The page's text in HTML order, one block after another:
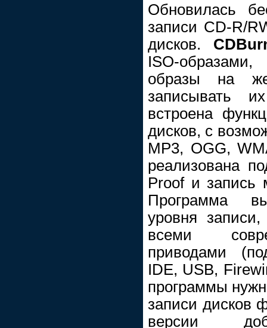
Обновилась
записи CD-R/
дисков.
ISO-
образы на
записывать
встроена
дисков, с
MP3, OGG,
реализована
Proof и запись
Программа
уровня записи,
всеми
приводами
IDE, USB,
программы
записи дисков
версии